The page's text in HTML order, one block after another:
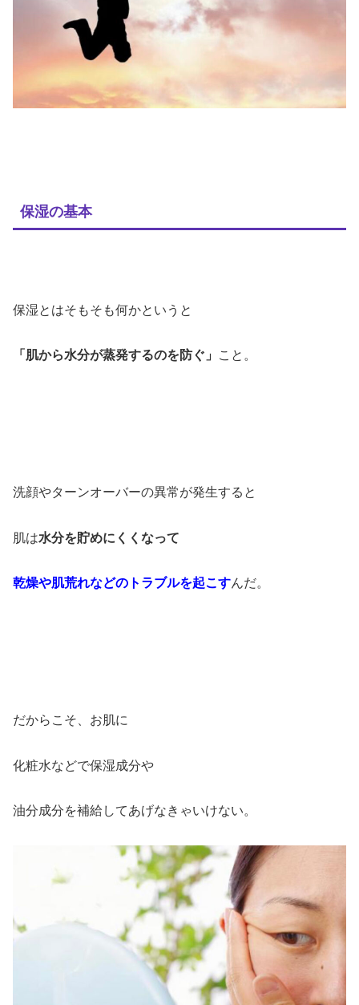
保湿の基本
保湿とはそもそも何かというと
「肌から水分が蒸発するのを防ぐ」 こと。
洗顔やターンオーバーの異常が発生すると
肌は水分を貯めにくくなって
乾燥や肌荒れなどのトラブルを起こすんだ。
だからこそ、お肌に
化粧水などで保湿成分や
油分成分を補給してあげなきゃいけない。